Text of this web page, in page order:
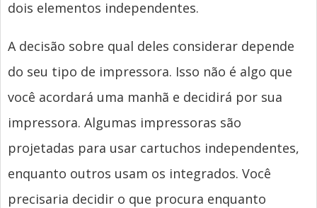
dois elementos independentes.
A decisão sobre qual deles considerar depende
do seu tipo de impressora. Isso não é algo que
você acordará uma manhã e decidirá por sua
impressora. Algumas impressoras são
projetadas para usar cartuchos independentes,
enquanto outros usam os integrados. Você
precisaria decidir o que procura enquanto